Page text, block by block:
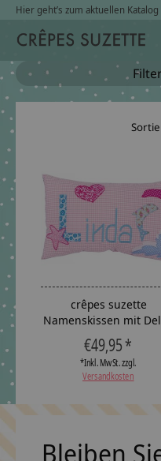
Hier geht’s zum aktuellen Katalog
crêpes suzette
Namenskissen mit
€49,95 *
*Inkl. MwSt. zzgl.
Versandkosten
Bleiben